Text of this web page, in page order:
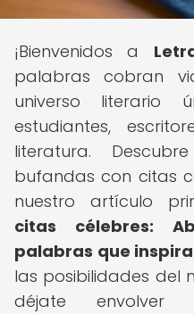
¡Bienvenidos a
palabras cobran
universo literario
estudiantes,
literatura.
bufandas con citas
nuestro artículo
citas célebres:
palabras que
las posibilidades del
déjate